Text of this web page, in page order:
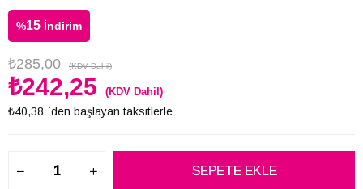
%15 İndirim
₺285,00 (KDV Dahil)
₺242,25 (KDV Dahil)
₺40,38 `den başlayan taksitlerle